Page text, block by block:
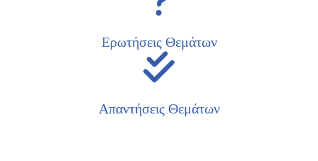
Ερωτήσεις Θεμάτων
Απαντήσεις Θεμάτων